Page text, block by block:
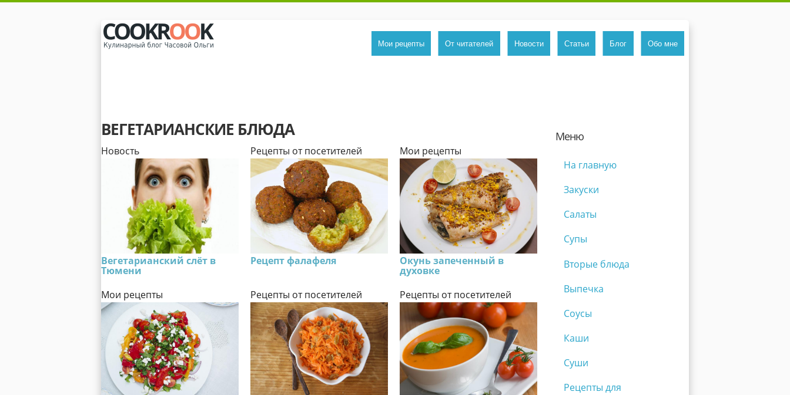
Мои рецепты От читателей Новости Статьи Блог Обо мне
ВЕГЕТАРИАНСКИЕ БЛЮДА
Новость
Вегетарианский слёт в
Тюмени
Рецепты от посетителей
Рецепт фалафеля
Мои рецепты
Окунь запеченный в
духовке
Мои рецепты
Рецепты от посетителей Рецепты от посетителей
Меню
На главную
Закуски
Салаты
Супы
Вторые блюда
Выпечка
Соусы
Каши
Суши
Рецепты для